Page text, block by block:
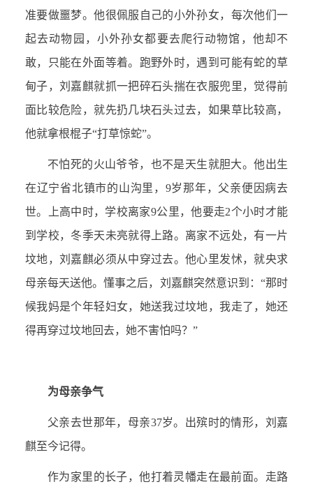
准要做噩梦。他很佩服自己的小外孙女，每次他们一
起去动物园，小外孙女都要去爬行动物馆，他却不
敢，只能在外面等着。跑野外时，遇到可能有蛇的草
甸子，刘嘉麒就抓一把碎石头揣在衣服兜里，觉得前
面比较危险，就先扔几块石头过去，如果草比较高，
他就拿根棍子“打草惊蛇”。
不怕死的火山爷爷，也不是天生就胆大。他出生
在辽宁省北镇市的山沟里，9岁那年，父亲便因病去
世。上高中时，学校离家9公里，他要走2个小时才能
到学校，冬季天未亮就得上路。离家不远处，有一片
坟地，刘嘉麒必须从中穿过去。他心里发怵，就央求
母亲每天送他。懂事之后，刘嘉麒突然意识到：“那时
候我妈是个年轻妇女，她送我过坟地，我走了，她还
得再穿过坟地回去，她不害怕吗？”
为母亲争气
父亲去世那年，母亲37岁。出殡时的情形，刘嘉
麒至今记得。
作为家里的长子，他打着灵幡走在最前面。走路